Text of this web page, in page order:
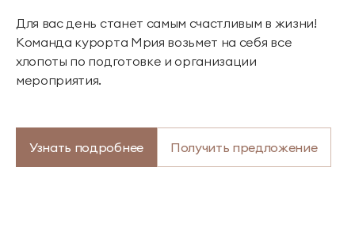
Для вас день станет самым счастливым в жизни!
Команда курорта Мрия возьмет на себя все
хлопоты по подготовке и организации
мероприятия.
Узнать подробнее Получить предложение